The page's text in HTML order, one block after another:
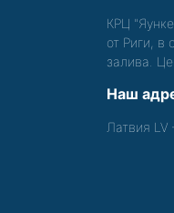
КРЦ
от Риги, в
залива.
Наш
Латвия